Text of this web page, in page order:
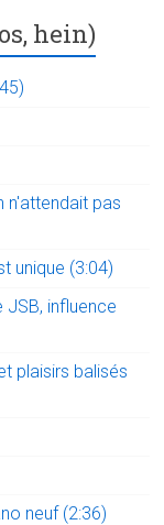
hein)
n'attendait pas
unique (3:04)
influence
plaisirs balisés
neuf (2:36)